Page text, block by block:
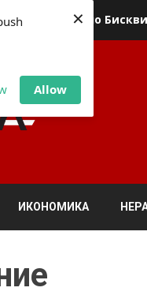
Allow
×
относно
ИКОНОМИКА